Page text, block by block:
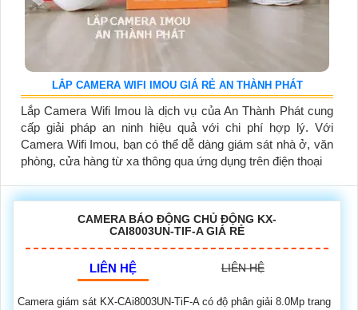
LẮP CAMERA WIFI IMOU GIÁ RẺ AN THÀNH PHÁT
Lắp Camera Wifi Imou là dịch vụ của An Thành Phát cung
cấp giải pháp an ninh hiệu quả với chi phí hợp lý. Với
Camera Wifi Imou, bạn có thể dễ dàng giám sát nhà ở, văn
phòng, cửa hàng từ xa thông qua ứng dụng trên điện thoại
CAMERA BÁO ĐỘNG CHỦ ĐỘNG KX-
CAI8003UN-TIF-A GIÁ RẺ
LIÊN HỆ LIÊN HỆ
Camera giám sát KX-CAi8003UN-TiF-A có độ phân giải 8.0Mp trang